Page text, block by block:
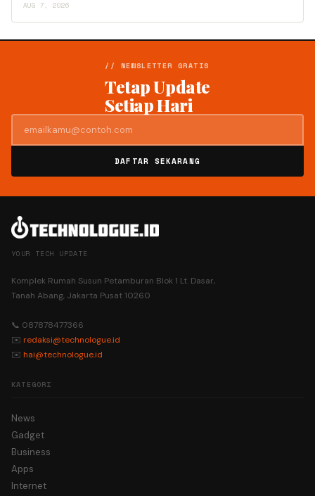
AUG 7, 2026
// NEWSLETTER GRATIS
Tetap Update
Setiap Hari
DAFTAR SEKARANG
YOUR TECH UPDATE
Komplek Rumah Susun Petamburan Blok 1 Lt. Dasar,
Tanah Abang, Jakarta Pusat 10260
📞 087878477366
✉️ redaksi@technologue.id
✉️ hai@technologue.id
KATEGORI
News
Gadget
Business
Apps
Internet